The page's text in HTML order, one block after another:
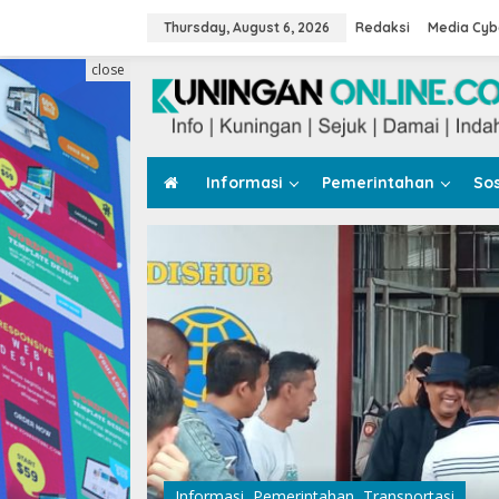
Thursday, August 6, 2026 Redaksi Media
Informasi Pemerintahan
close